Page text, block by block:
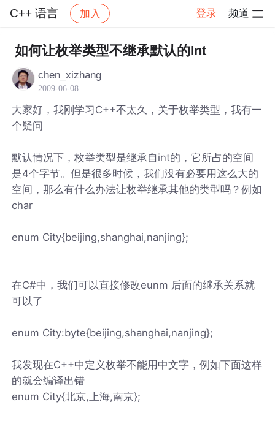
C++ 语言 加入 登录 频道
社区 C++ 语言 帖子详情
如何让枚举类型不继承默认的Int
chen_xizhang
2009-06-08
大家好，我刚学习C++不太久，关于枚举类型，我有一
个疑问
默认情况下，枚举类型是继承自int的，它所占的空间
是4个字节。但是很多时候，我们没有必要用这么大的
空间，那么有什么办法让枚举继承其他的类型吗？例如
char
enum City{beijing,shanghai,nanjing};
在C#中，我们可以直接修改eunm 后面的继承关系就
可以了
enum City:byte{beijing,shanghai,nanjing};
我发现在C++中定义枚举不能用中文字，例如下面这样
的就会编译出错
enum City{北京,上海,南京};